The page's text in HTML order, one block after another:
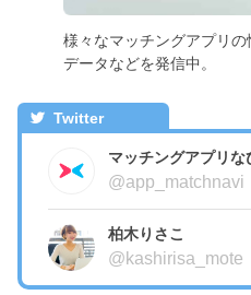
様々なマッチングアプリ
データなどを発信中。
Twitter
マッチングアプリな
@app_matchnavi
柏木りさこ
@kashirisa_mote